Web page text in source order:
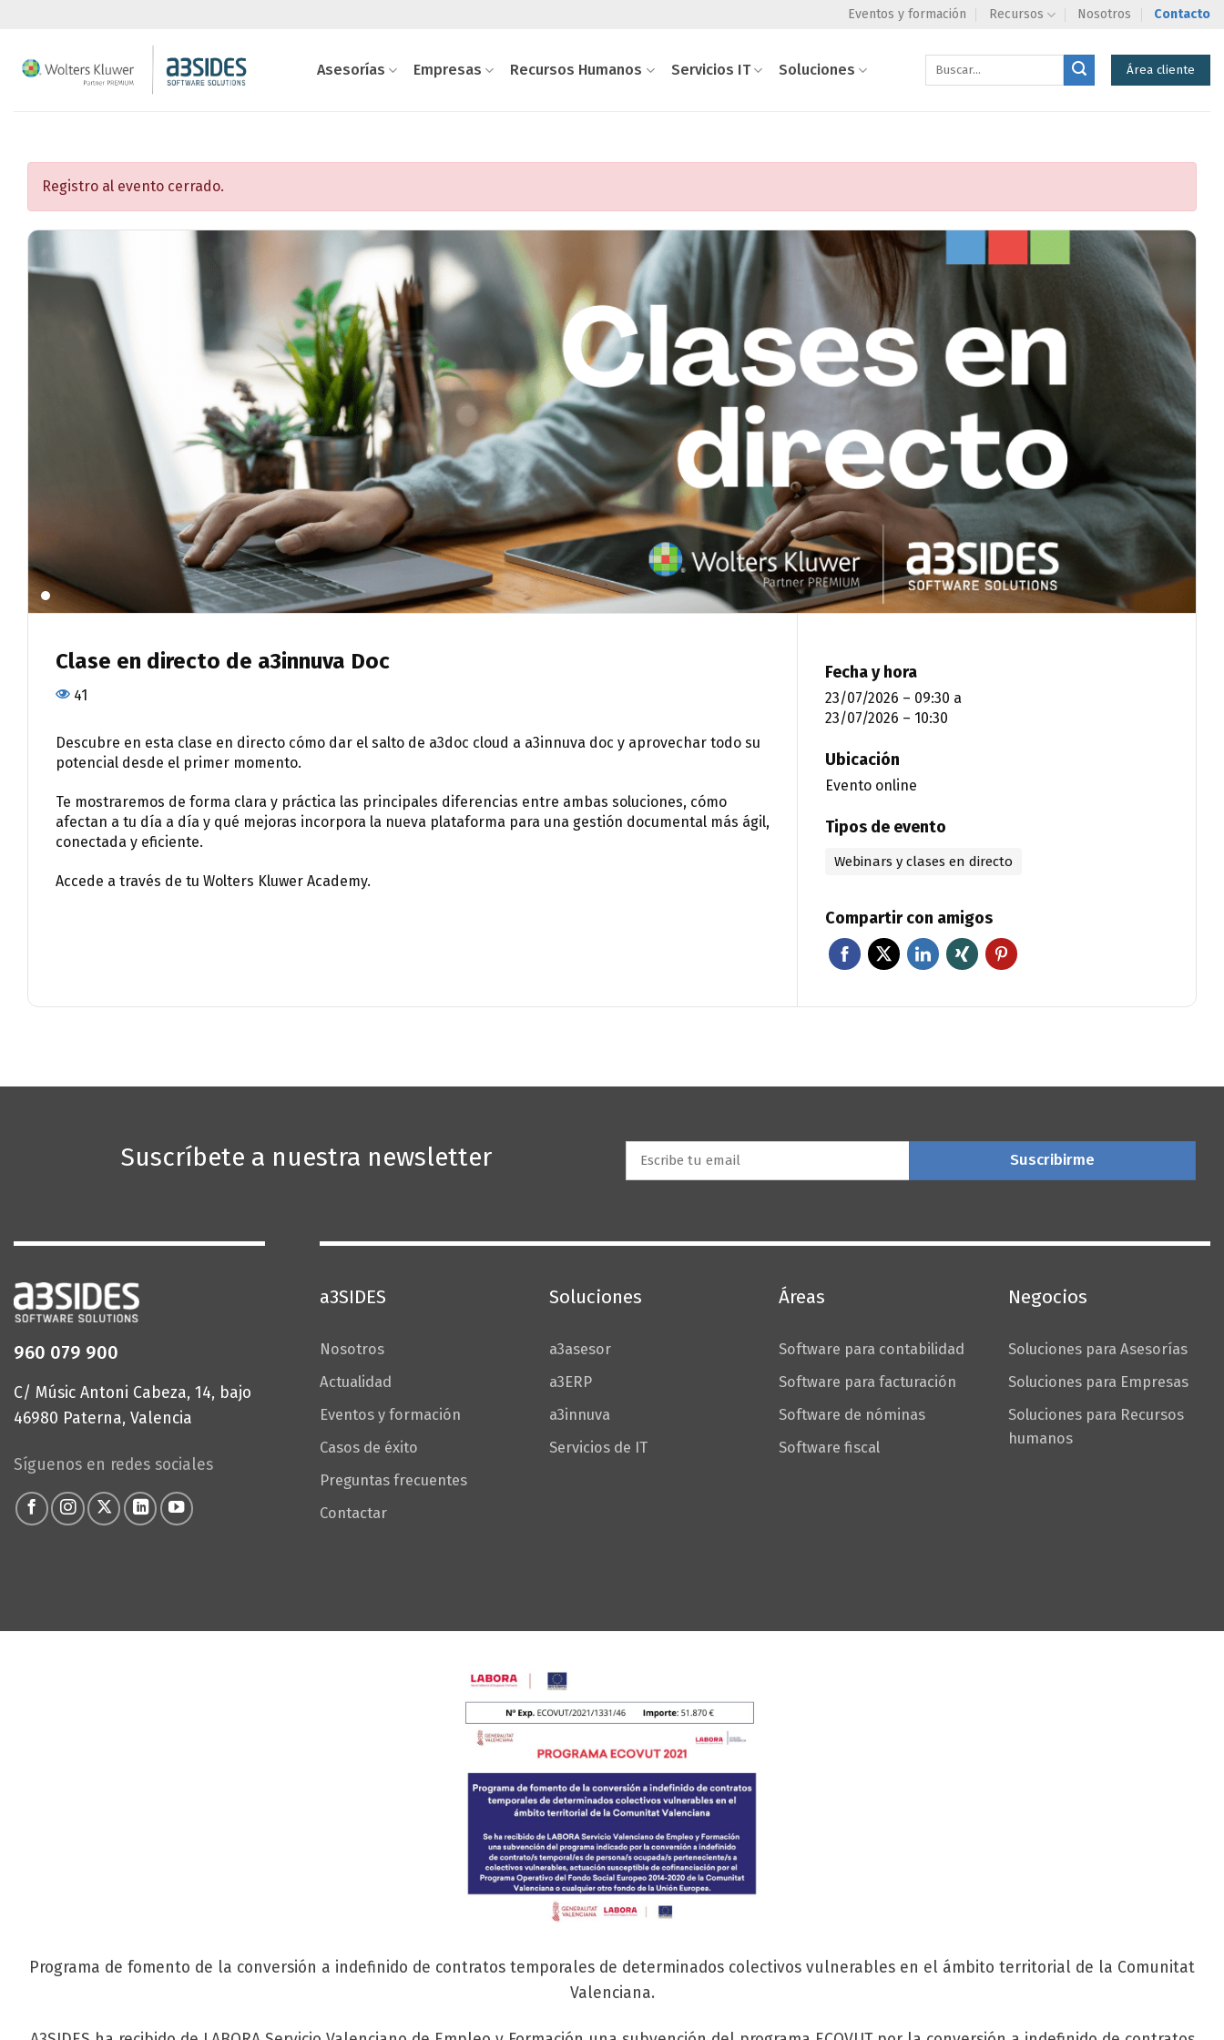
contenido
Eventos y formación Recursos Nosotros Contacto
Asesorías Empresas Recursos Humanos Servicios IT Soluciones Área cliente
Registro al evento cerrado.
Clase en directo de a3innuva Doc
41
Descubre en esta clase en directo cómo dar el salto de a3doc cloud a a3innuva doc y aprovechar todo su
potencial desde el primer momento.
Te mostraremos de forma clara y práctica las principales diferencias entre ambas soluciones, cómo
afectan a tu día a día y qué mejoras incorpora la nueva plataforma para una gestión documental más ágil,
conectada y eficiente.
Accede a través de tu Wolters Kluwer Academy.
Fecha y hora
23/07/2026 – 09:30 a
23/07/2026 – 10:30
Ubicación
Evento online
Tipos de evento
Webinars y clases en directo
Compartir con amigos
Suscríbete a nuestra newsletter
960 079 900
C/ Músic Antoni Cabeza, 14, bajo
46980 Paterna, Valencia
Síguenos en redes sociales
a3SIDES
Nosotros
Actualidad
Eventos y formación
Casos de éxito
Preguntas frecuentes
Contactar
Soluciones
a3asesor
a3ERP
a3innuva
Servicios de IT
Áreas
Software para contabilidad
Software para facturación
Software de nóminas
Software fiscal
Negocios
Soluciones para Asesorías
Soluciones para Empresas
Soluciones para Recursos
humanos
Programa de fomento de la conversión a indefinido de contratos temporales de determinados colectivos vulnerables en el ámbito territorial de la Comunitat
Valenciana.
mostrarte publicidad en base a tu perfil de navegación.